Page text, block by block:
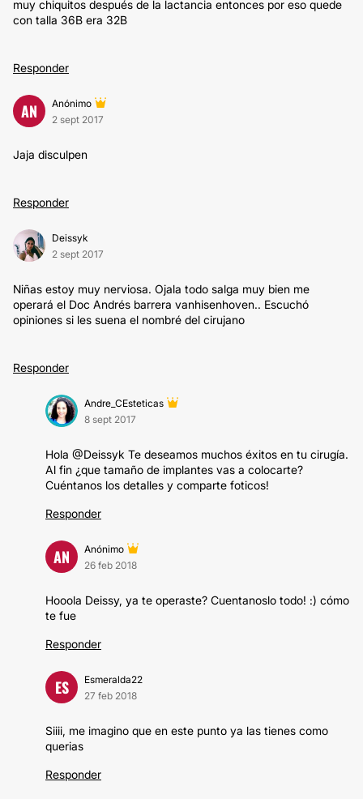
muy chiquitos después de la lactancia entonces por eso quede
con talla 36B era 32B
Responder
AN
Anónimo
2 sept 2017
Jaja disculpen
Responder
Deissyk
2 sept 2017
Niñas estoy muy nerviosa. Ojala todo salga muy bien me
operará el Doc Andrés barrera vanhisenhoven.. Escuchó
opiniones si les suena el nombré del cirujano
Responder
Andre_CEsteticas
8 sept 2017
Hola @Deissyk Te deseamos muchos éxitos en tu cirugía.
Al fin ¿que tamaño de implantes vas a colocarte?
Cuéntanos los detalles y comparte foticos!
Responder
AN
Anónimo
26 feb 2018
Hooola Deissy, ya te operaste? Cuentanoslo todo! :) cómo
te fue
Responder
ES
Esmeralda22
27 feb 2018
Siiii, me imagino que en este punto ya las tienes como
querias
Responder